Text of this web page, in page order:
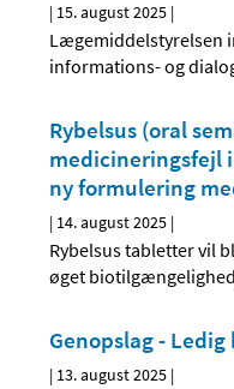
| 15. august 2025 |
Lægemiddelstyrelsen
informations- og
Rybelsus (oral
medicineringsfejl
ny formulering
| 14. august 2025 |
Rybelsus tabletter vil
øget
Genopslag -
| 13. august 2025 |